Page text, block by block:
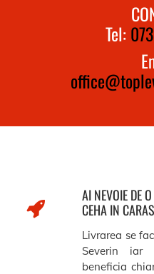
Tel:
AI NEVOIE DE
CEHA IN
Livrarea se
Severin iar
beneficia